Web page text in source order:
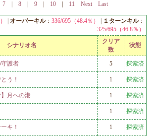
7| 8| 9| 10| 11 Next Last
オーバーキル： 336/695（48.4％） １ターンキル：
325/695（46.8％）
シナリオ名
クリア
数
状態
守護者 5 探索済
う！ 1 探索済
】月への港 1 探索済
1 探索済
キ！ 1 探索済